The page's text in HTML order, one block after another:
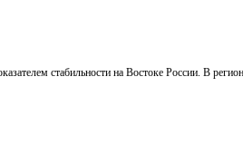
стабильности на Востоке России. В